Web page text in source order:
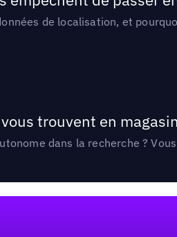
de localisation, et
trouvent en magasin
dans la recherche ?